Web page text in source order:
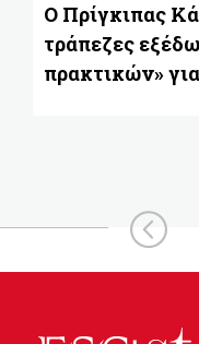
Ο Πρίγκιπας
τράπεζες
πρακτικών»